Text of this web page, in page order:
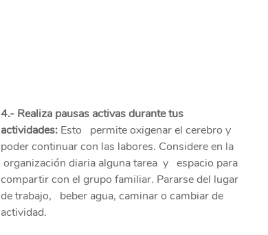
4.- Realiza pausas activas durante tus
actividades: Esto   permite oxigenar el cerebro y
poder continuar con las labores. Considere en la
organización diaria alguna tarea  y   espacio para
compartir con el grupo familiar. Pararse del lugar
de trabajo,   beber agua, caminar o cambiar de
actividad.